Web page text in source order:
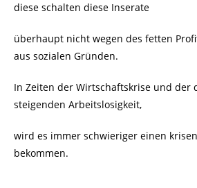
diese schalten diese Inserate
überhaupt nicht wegen des fetten
aus sozialen Gründen.
In Zeiten der Wirtschaftskrise und der
steigenden Arbeitslosigkeit,
wird es immer schwieriger einen
bekommen.